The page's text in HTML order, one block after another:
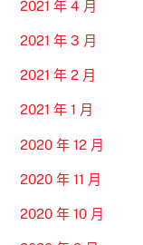
2021 年 4 月
2021 年 3 月
2021 年 2 月
2021 年 1 月
2020 年 12 月
2020 年 11 月
2020 年 10 月